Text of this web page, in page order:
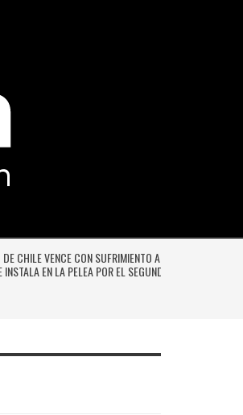
CHILE VENCE CON SUFRIMIENTO A AUDAX
EN LA PELEA POR EL SEGUNDO LUGAR